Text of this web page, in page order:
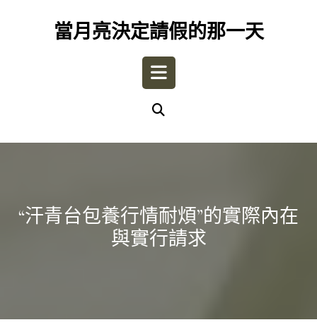
當月亮決定請假的那一天
Open
“汗青台包養行情耐煩”的實際內在
與實行請求